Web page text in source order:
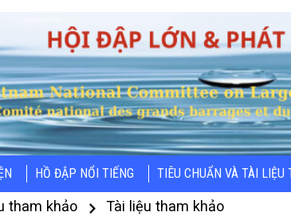
HỒ ĐẬP NỔI TIẾNG TIÊU CHUẨN VÀ TÀI LIỆU
tham khảo Tài liệu tham khảo